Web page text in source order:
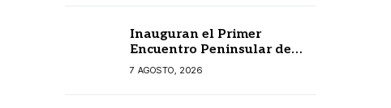
Inauguran el Primer
Encuentro Peninsular de
Escritoras y Escritores en
Lengua Maya 2026
7 AGOSTO, 2026